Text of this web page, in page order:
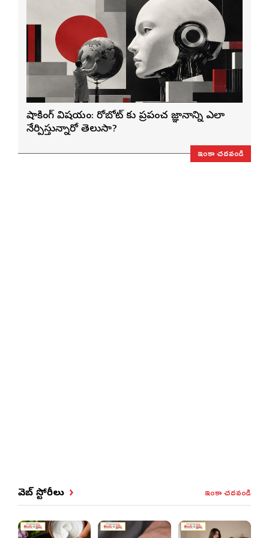
షాకింగ్ విషయం: రోబోట్‌ కు ప్రపంచ జ్ఞానాన్ని ఎలా
నేర్పిస్తున్నారో తెలుసా?
ఇంకా చదవండి
వెబ్ స్టోరీలు ఇంకా చదవండి